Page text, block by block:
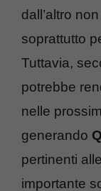
dall’altro
soprattutto
Tuttavia,
potrebbe
nelle
generando
pertinenti
importante